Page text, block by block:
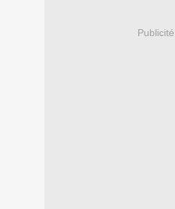
Publicité